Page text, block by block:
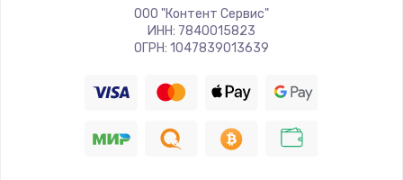
Заказать
1190 руб.
Заказать
ООО "Контент Сервис"
ИНН: 7840015823
ОГРН: 1047839013639